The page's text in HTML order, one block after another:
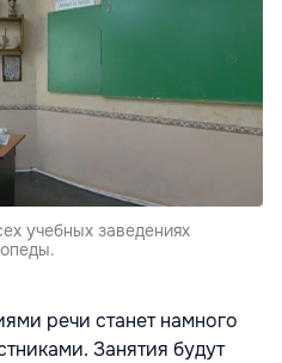
учебных заведениях
речи станет намного
Занятия будут